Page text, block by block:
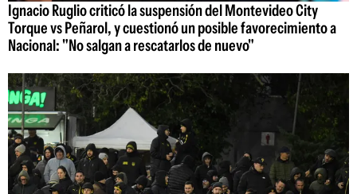
Ignacio Ruglio criticó la suspensión del Montevideo City
Torque vs Peñarol, y cuestionó un posible favorecimiento a
Nacional: "No salgan a rescatarlos de nuevo"